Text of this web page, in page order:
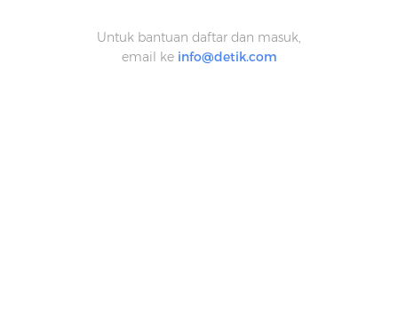
Untuk bantuan daftar dan masuk,
email ke info@detik.com